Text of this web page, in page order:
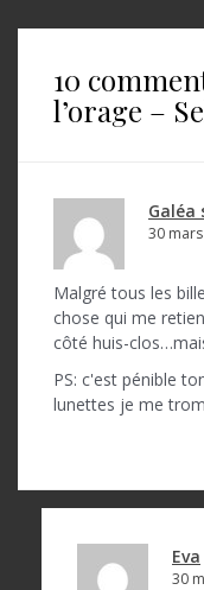
a
10
l’orage –
Galéa
30
Malgré tous les
chose qui me
côté huis-
PS: c'est pénible
lunettes je me
Eva
30